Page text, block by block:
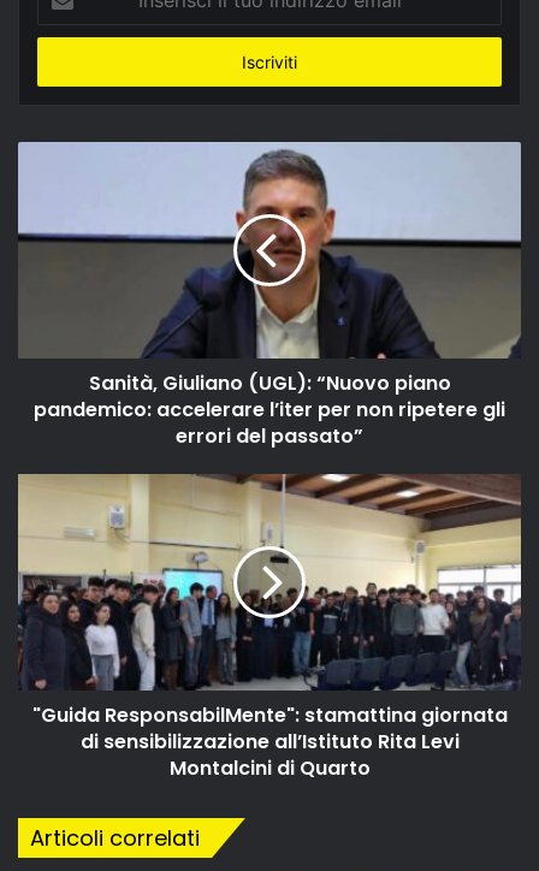
tuo
email
Sanità, Giuliano (UGL): “Nuovo piano
pandemico: accelerare l’iter per non ripetere gli
errori del passato”
"Guida ResponsabilMente": stamattina giornata
di sensibilizzazione all’Istituto Rita Levi
Montalcini di Quarto
Articoli correlati